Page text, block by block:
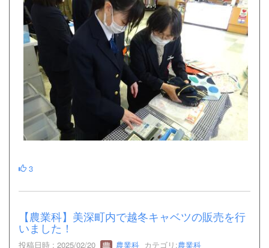
3
【農業科】美深町内で越冬キャベツの販売を行
いました！
投稿日時 : 2025/02/20 農業科 カテゴリ:農業科